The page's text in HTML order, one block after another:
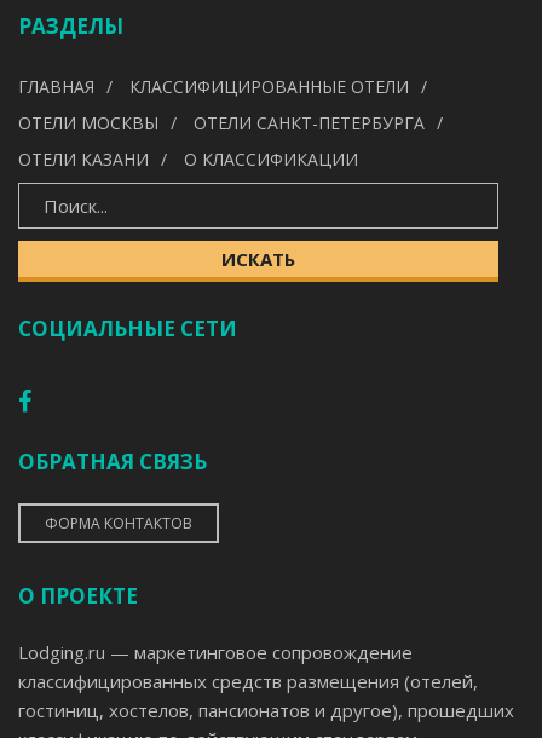
ИСКАТЬ
РАЗДЕЛЫ
ГЛАВНАЯ
КЛАССИФИЦИРОВАННЫЕ ОТЕЛИ
ОТЕЛИ МОСКВЫ
ОТЕЛИ САНКТ-ПЕТЕРБУРГА
ОТЕЛИ КАЗАНИ
О КЛАССИФИКАЦИИ
ИСКАТЬ
СОЦИАЛЬНЫЕ СЕТИ
ОБРАТНАЯ СВЯЗЬ
ФОРМА КОНТАКТОВ
О ПРОЕКТЕ
Lodging.ru — маркетинговое сопровождение
классифицированных средств размещения (отелей,
гостиниц, хостелов, пансионатов и другое), прошедших